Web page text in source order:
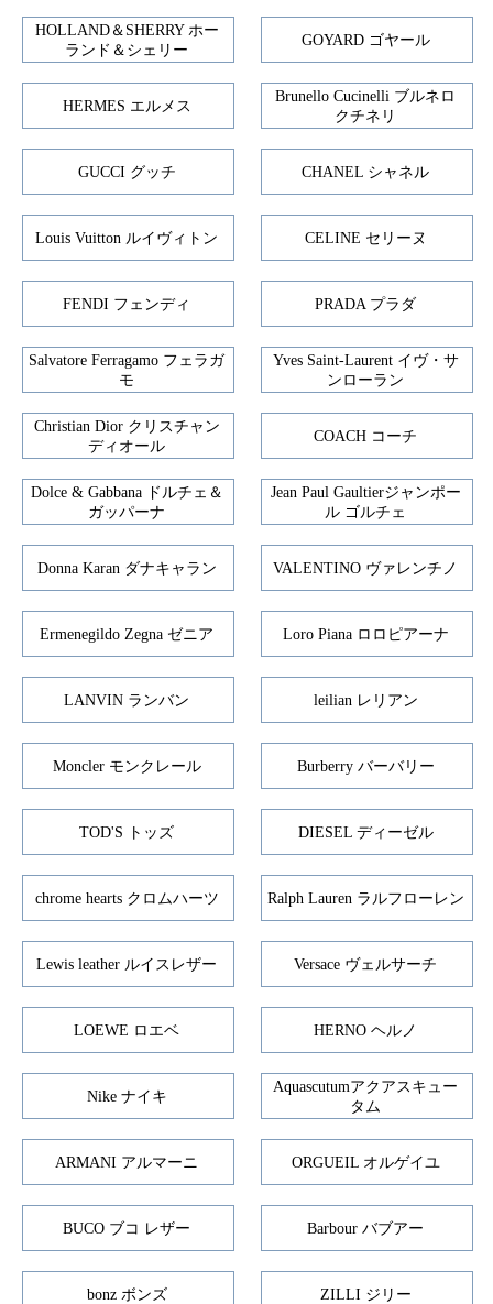
HOLLAND＆SHERRY ホー
ランド＆シェリー
GOYARD ゴヤール
HERMES エルメス
Brunello Cucinelli ブルネロ
クチネリ
GUCCI グッチ CHANEL シャネル
Louis Vuitton ルイヴィトン CELINE セリーヌ
FENDI フェンディ PRADA プラダ
Salvatore Ferragamo フェラガ
モ
Yves Saint-Laurent イヴ・サ
ンローラン
Christian Dior クリスチャン
ディオール
COACH コーチ
Dolce & Gabbana ドルチェ＆
ガッパーナ
Jean Paul Gaultierジャンポー
ル ゴルチェ
Donna Karan ダナキャラン VALENTINO ヴァレンチノ
Ermenegildo Zegna ゼニア Loro Piana ロロピアーナ
LANVIN ランバン leilian レリアン
Moncler モンクレール Burberry バーバリー
TOD'S トッズ DIESEL ディーゼル
chrome hearts クロムハーツ Ralph Lauren ラルフローレン
Lewis leather ルイスレザー Versace ヴェルサーチ
LOEWE ロエベ HERNO ヘルノ
Nike ナイキ
Aquascutumアクアスキュー
タム
ARMANI アルマーニ ORGUEIL オルゲイユ
BUCO ブコ レザー Barbour バブアー
bonz ボンズ ZILLI ジリー